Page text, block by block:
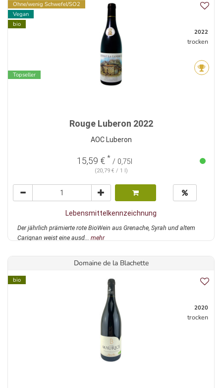
Ohne/wenig Schwefel/SO2
Vegan
bio
Topseller
2022
trocken
Rouge Luberon 2022
AOC Luberon
15,59 € * / 0,75l
(20,79 € / 1 l)
Lebensmittelkennzeichnung
Der jährlich prämierte rote BioWein aus Grenache, Syrah und altem
Carignan weist eine ausd... mehr
Domaine de la Blachette
bio
2020
trocken